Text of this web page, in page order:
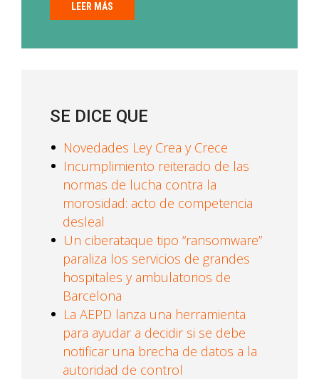
LEER MÁS
SE DICE QUE
Novedades Ley Crea y Crece
Incumplimiento reiterado de las
normas de lucha contra la
morosidad: acto de competencia
desleal
Un ciberataque tipo “ransomware”
paraliza los servicios de grandes
hospitales y ambulatorios de
Barcelona
La AEPD lanza una herramienta
para ayudar a decidir si se debe
notificar una brecha de datos a la
autoridad de control